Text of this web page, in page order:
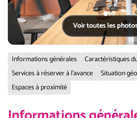
Voir toutes les
Informations générales
Caractéristiques
Services à réserver à l'avance
Situation
Espaces à proximité